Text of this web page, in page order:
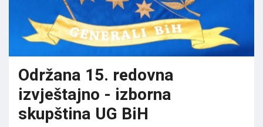
Održana 15. redovna
izvještajno - izborna
skupština UG BiH